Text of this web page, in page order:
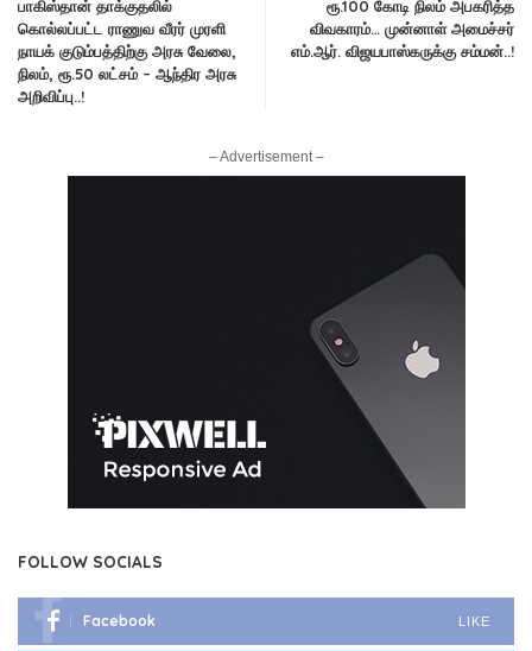
பாகிஸ்தான் தாக்குதலில்
கொல்லப்பட்ட ராணுவ வீரர் முரளி
நாயக் குடும்பத்திற்கு அரசு வேலை,
நிலம், ரூ.50 லட்சம் – ஆந்திர அரசு
அறிவிப்பு..!
ரூ.100 கோடி நிலம் அபகரித்த
விவகாரம்… முன்னாள் அமைச்சர்
எம்.ஆர். விஜயபாஸ்கருக்கு சம்மன்..!
– Advertisement –
FOLLOW SOCIALS
Facebook LIKE